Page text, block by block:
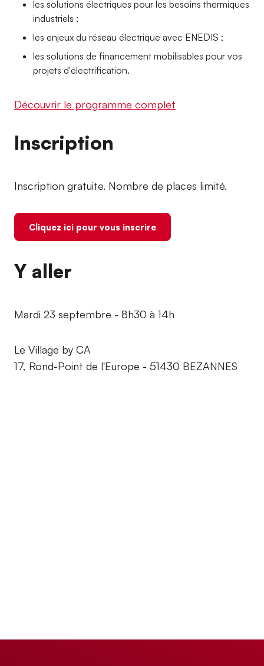
les solutions électriques pour les besoins thermiques
industriels ;
les enjeux du réseau électrique avec ENEDIS ;
les solutions de financement mobilisables pour vos
projets d'électrification.
Découvrir le programme complet
Inscription
Inscription gratuite. Nombre de places limité.
Cliquez ici pour vous inscrire
Y aller
Mardi 23 septembre - 8h30 à 14h
Le Village by CA
17, Rond-Point de l'Europe - 51430 BEZANNES